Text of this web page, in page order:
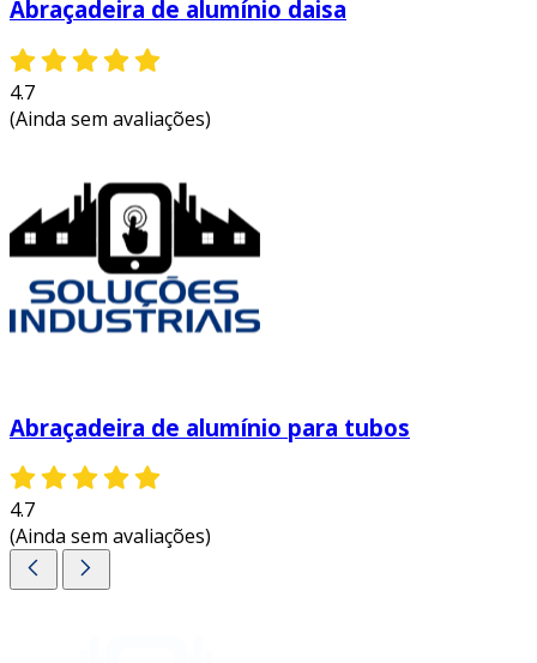
Abraçadeira de alumínio daisa
4.7
(Ainda sem avaliações)
Abraçadeira de alumínio para tubos
4.7
(Ainda sem avaliações)